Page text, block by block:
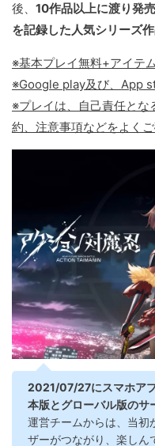
後、 10作品以上に渡り発
を記録した人気シリーズ
※基本プレイ無料+アイテ
※Google play及び、App
※プレイは、自己責任とな
約、注意事項などをよく
2021/07/27にスマホア
本版とグローバル版のサ
運営チームからは、当初
ザーがつながり、楽しん